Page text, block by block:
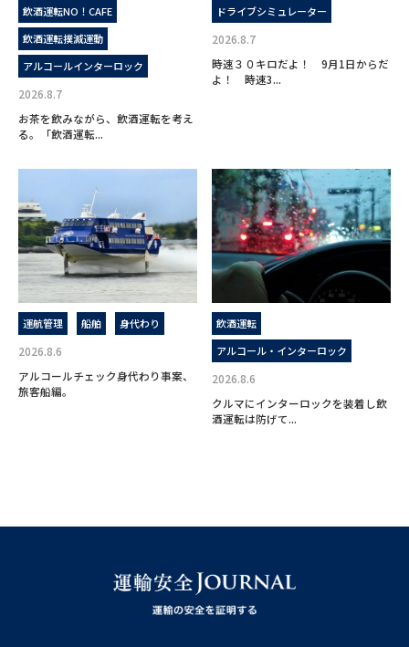
飲酒運転NO！CAFE
飲酒運転撲滅運動
アルコールインターロック
2026.8.7
お茶を飲みながら、飲酒運転を考え
る。「飲酒運転...
ドライブシミュレーター
2026.8.7
時速３０キロだよ！ 9月1日からだ
よ！ 時速3...
運航管理 船舶 身代わり
2026.8.6
アルコールチェック身代わり事案、
旅客船編。
飲酒運転
アルコール・インターロック
2026.8.6
クルマにインターロックを装着し飲
酒運転は防げて...